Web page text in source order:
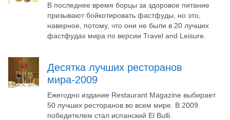
В последнее время борцы за здоровое питание
призывают бойкотировать фастфуды, но это,
наверное, потому, что они не были в 20 лучших
фастфудах мира по версии Travel and Leisure.
Десятка лучших ресторанов
мира-2009
Ежегодно издание Restaurant Magazine выбирает
50 лучших ресторанов во всем мире. В 2009
победителем стал испанский El Bulli.